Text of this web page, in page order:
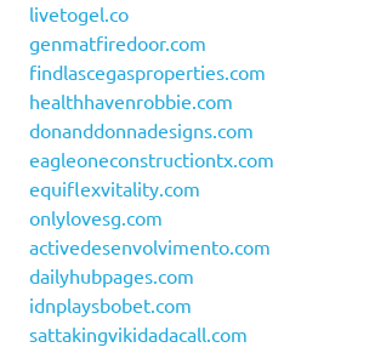
livetogel.co
genmatfiredoor.com
findlascegasproperties.com
healthhavenrobbie.com
donanddonnadesigns.com
eagleoneconstructiontx.com
equiflexvitality.com
onlylovesg.com
activedesenvolvimento.com
dailyhubpages.com
idnplaysbobet.com
sattakingvikidadacall.com